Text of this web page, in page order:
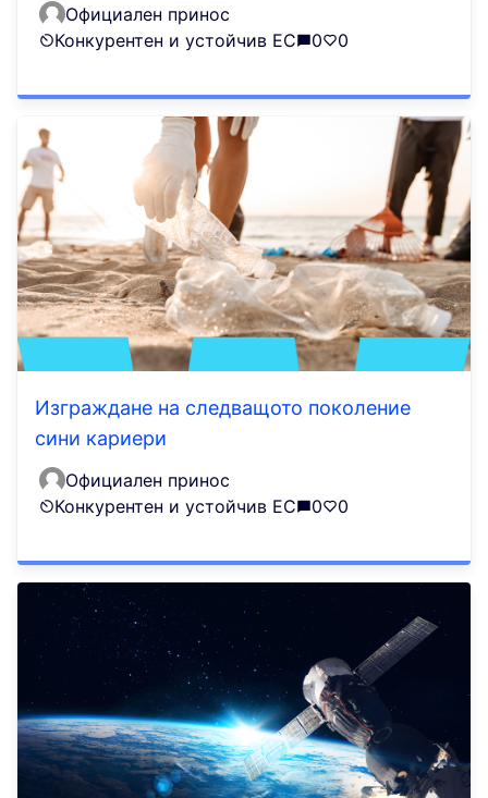
Официален принос
Конкурентен и устойчив ЕС
0 0
Изграждане на следващото поколение
сини кариери
Официален принос
Конкурентен и устойчив ЕС
0 0